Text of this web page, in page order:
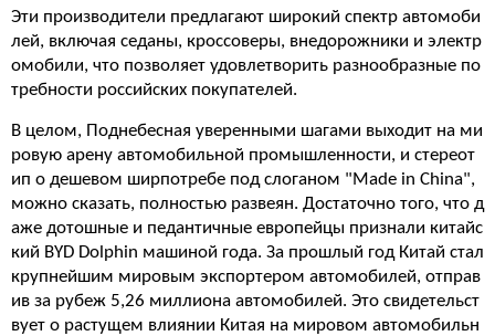
Эти производители предлагают широкий спектр автомоби
лей, включая седаны, кроссоверы, внедорожники и электр
омобили, что позволяет удовлетворить разнообразные по
требности российских покупателей.
В целом, Поднебесная уверенными шагами выходит на ми
ровую арену автомобильной промышленности, и стереот
ип о дешевом ширпотребе под слоганом "Made in China",
можно сказать, полностью развеян. Достаточно того, что д
аже дотошные и педантичные европейцы признали китайс
кий BYD Dolphin машиной года. За прошлый год Китай стал
крупнейшим мировым экспортером автомобилей, отправ
ив за рубеж 5,26 миллиона автомобилей. Это свидетельст
вует о растущем влиянии Китая на мировом автомобильн